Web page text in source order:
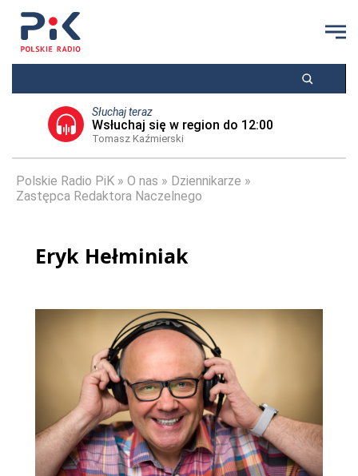
Słuchaj teraz
Wsłuchaj się w region do 12:00
Tomasz Kaźmierski
Polskie Radio PiK O nas
Dziennikarze
Zastępca Redaktora Naczelnego
Eryk Hełminiak